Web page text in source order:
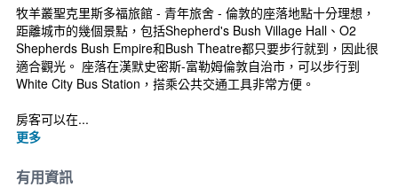
牧羊叢聖克里斯多福旅館 - 青年旅舍 - 倫敦的座落地點十分理想，
距離城市的幾個景點，包括Shepherd's Bush Village Hall、O2
Shepherds Bush Empire和Bush Theatre都只要步行就到，因此很
適合觀光。 座落在漢默史密斯-富勒姆倫敦自治市，可以步行到
White City Bus Station，搭乘公共交通工具非常方便。
房客可以在...
更多
有用資訊